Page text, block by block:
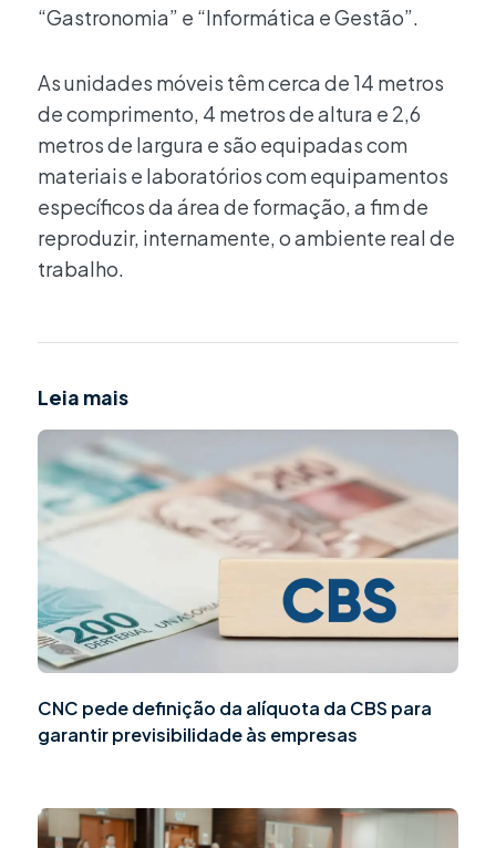
“Gastronomia” e “Informática e Gestão”.
As unidades móveis têm cerca de 14 metros
de comprimento, 4 metros de altura e 2,6
metros de largura e são equipadas com
materiais e laboratórios com equipamentos
específicos da área de formação, a fim de
reproduzir, internamente, o ambiente real de
trabalho.
Leia mais
CNC pede definição da alíquota da CBS para
garantir previsibilidade às empresas